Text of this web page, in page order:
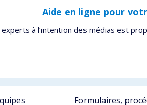
Aide en ligne pour
à l’intention des médias est
Formulaires,